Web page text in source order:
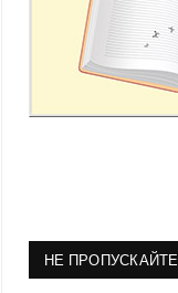
НЕ ПРОПУСКАЙТЕ